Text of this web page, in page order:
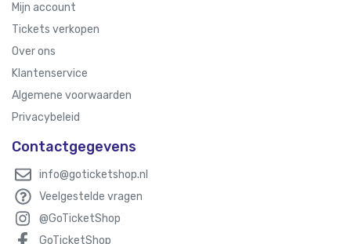
Mijn account
Tickets verkopen
Over ons
Klantenservice
Algemene voorwaarden
Privacybeleid
Contactgegevens
info@goticketshop.nl
Veelgestelde vragen
@GoTicketShop
GoTicketShop